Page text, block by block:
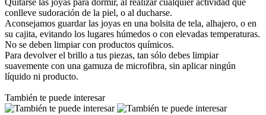
conlleve sudoración de la piel, o al ducharse.
Aconsejamos guardar las joyas en una bolsita de tela, alhajero, o en
su cajita, evitando los lugares húmedos o con elevadas temperaturas.
No se deben limpiar con productos químicos.
Para devolver el brillo a tus piezas, tan sólo debes limpiar
suavemente con una gamuza de microfibra, sin aplicar ningún
líquido ni producto.
También te puede interesar